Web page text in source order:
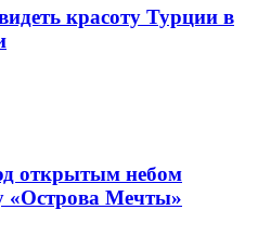
красоту Турции в
открытым небом
«Острова Мечты»